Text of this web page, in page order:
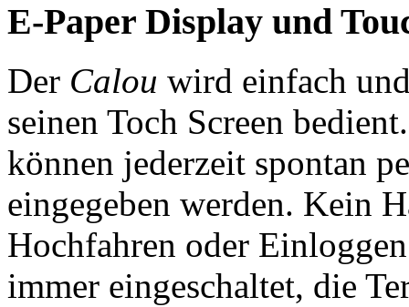
E-Paper Display und
Der Calou wird einfach
seinen Toch Screen
können jederzeit spontan
eingegeben werden. Kein
Hochfahren oder
immer eingeschaltet, die